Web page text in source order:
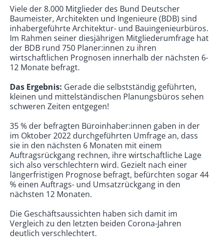
Viele der 8.000 Mitglieder des Bund Deutscher
Baumeister, Architekten und Ingenieure (BDB) sind
inhabergeführte Architektur- und Bauingenieurbüros.
Im Rahmen seiner diesjährigen Mitgliederumfrage hat
der BDB rund 750 Planer:innen zu ihren
wirtschaftlichen Prognosen innerhalb der nächsten 6-
12 Monate befragt.
Das Ergebnis: Gerade die selbstständig geführten,
kleinen und mittelständischen Planungsbüros sehen
schweren Zeiten entgegen!
35 % der befragten Büroinhaber:innen gaben in der
im Oktober 2022 durchgeführten Umfrage an, dass
sie in den nächsten 6 Monaten mit einem
Auftragsrückgang rechnen, ihre wirtschaftliche Lage
sich also verschlechtern wird. Gezielt nach einer
längerfristigen Prognose befragt, befürchten sogar 44
% einen Auftrags- und Umsatzrückgang in den
nächsten 12 Monaten.
Die Geschäftsaussichten haben sich damit im
Vergleich zu den letzten beiden Corona-Jahren
deutlich verschlechtert.